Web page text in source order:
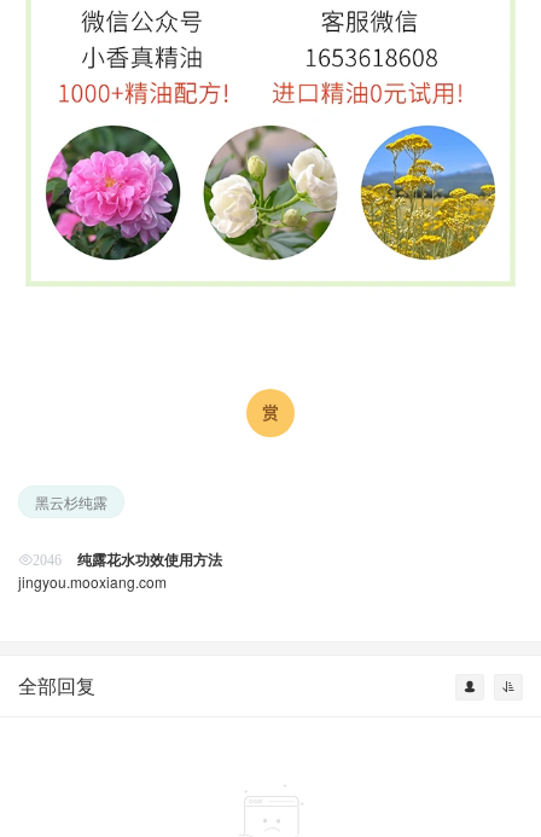
黑云杉纯露
2046 纯露花水功效使用方法
jingyou.mooxiang.com
全部回复